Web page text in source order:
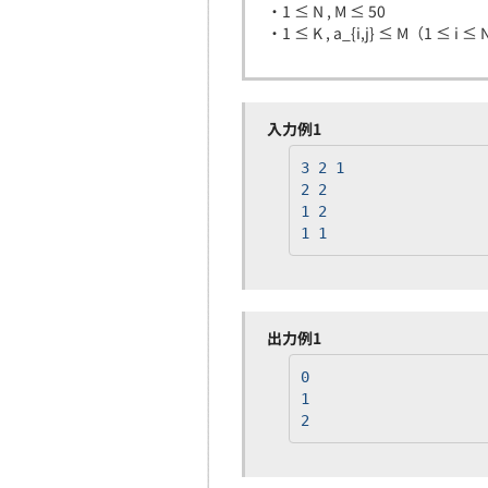
・1 ≤ N , M ≤ 50
・1 ≤ K , a_{i,j} ≤ M（1 ≤ i ≤
入力例1
3 2 1
2 2
1 2
1 1
出力例1
0
1
2